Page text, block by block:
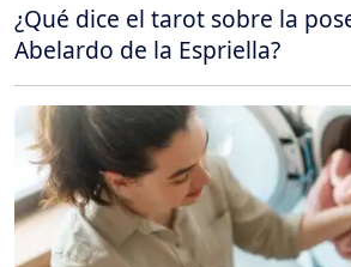
¿Qué dice el tarot sobre la
Abelardo de la Espriella?